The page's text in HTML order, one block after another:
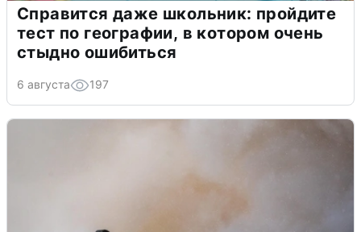
Справится даже школьник: пройдите
тест по географии, в котором очень
стыдно ошибиться
6 августа 197